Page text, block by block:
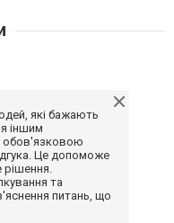
які бажають
іншим
обов'язковою
Це допоможе
та
питань, що